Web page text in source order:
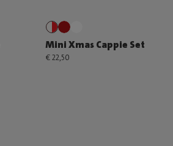
Mini Xmas Cappie Set
€ 22,50